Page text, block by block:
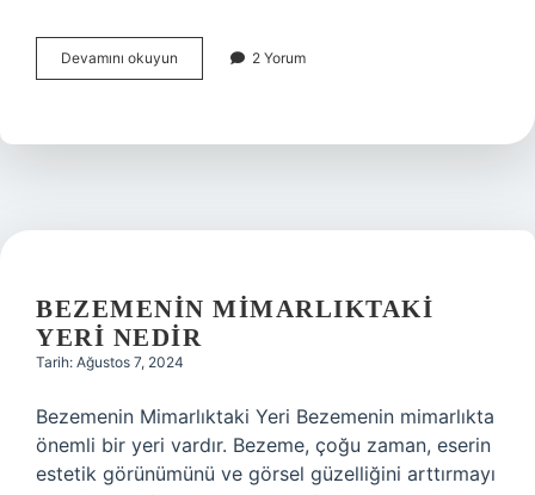
Devamını okuyun
Tipiklik
2 Yorum
BEZEMENIN MIMARLIKTAKI
YERI NEDIR
Tarih: Ağustos 7, 2024
Bezemenin Mimarlıktaki Yeri Bezemenin mimarlıkta
önemli bir yeri vardır. Bezeme, çoğu zaman, eserin
estetik görünümünü ve görsel güzelliğini arttırmayı